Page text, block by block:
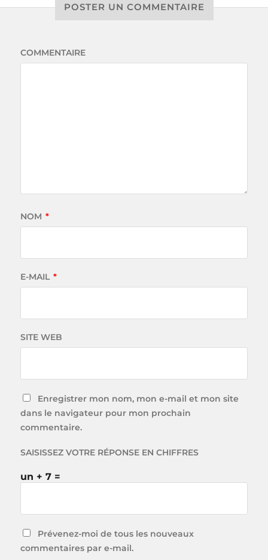
POSTER UN COMMENTAIRE
COMMENTAIRE
NOM *
E-MAIL *
SITE WEB
Enregistrer mon nom, mon e-mail et mon site
dans le navigateur pour mon prochain
commentaire.
SAISISSEZ VOTRE RÉPONSE EN CHIFFRES
un + 7 =
Prévenez-moi de tous les nouveaux
commentaires par e-mail.